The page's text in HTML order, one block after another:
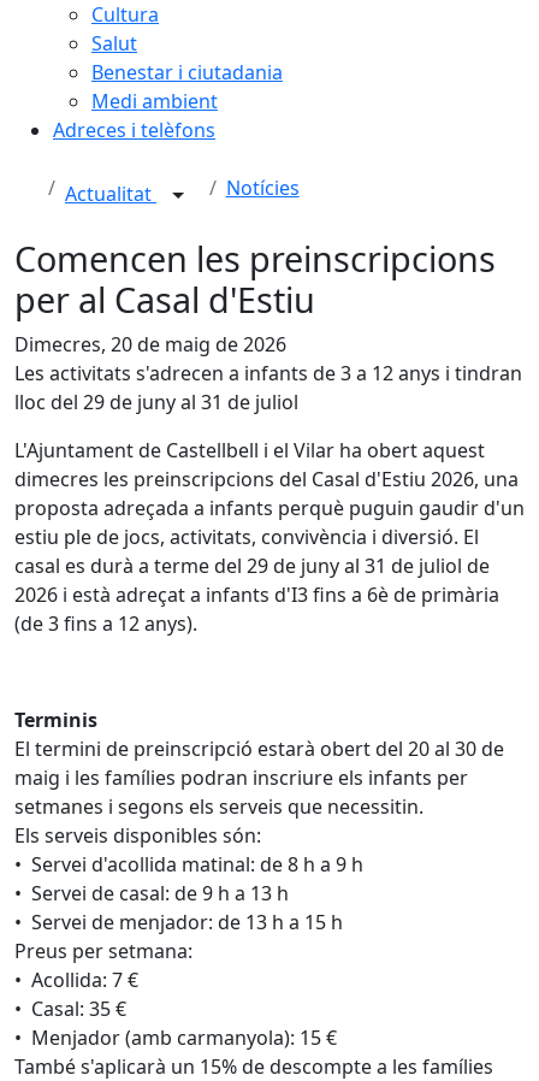
Cultura
Salut
Benestar i ciutadania
Medi ambient
Adreces i telèfons
Actualitat Notícies
Comencen les preinscripcions
per al Casal d'Estiu
Dimecres, 20 de maig de 2026
Les activitats s'adrecen a infants de 3 a 12 anys i tindran
lloc del 29 de juny al 31 de juliol
L'Ajuntament de Castellbell i el Vilar ha obert aquest
dimecres les preinscripcions del Casal d'Estiu 2026, una
proposta adreçada a infants perquè puguin gaudir d'un
estiu ple de jocs, activitats, convivència i diversió. El
casal es durà a terme del 29 de juny al 31 de juliol de
2026 i està adreçat a infants d'I3 fins a 6è de primària
(de 3 fins a 12 anys).
Terminis
El termini de preinscripció estarà obert del 20 al 30 de
maig i les famílies podran inscriure els infants per
setmanes i segons els serveis que necessitin.
Els serveis disponibles són:
• Servei d'acollida matinal: de 8 h a 9 h
• Servei de casal: de 9 h a 13 h
• Servei de menjador: de 13 h a 15 h
Preus per setmana:
• Acollida: 7 €
• Casal: 35 €
• Menjador (amb carmanyola): 15 €
També s'aplicarà un 15% de descompte a les famílies